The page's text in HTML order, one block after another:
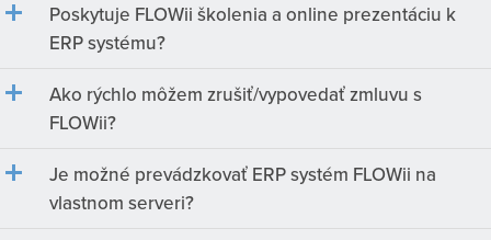
Poskytuje FLOWii školenia a online prezentáciu k
ERP systému?
Ako rýchlo môžem zrušiť/vypovedať zmluvu s
FLOWii?
Je možné prevádzkovať ERP systém FLOWii na
vlastnom serveri?